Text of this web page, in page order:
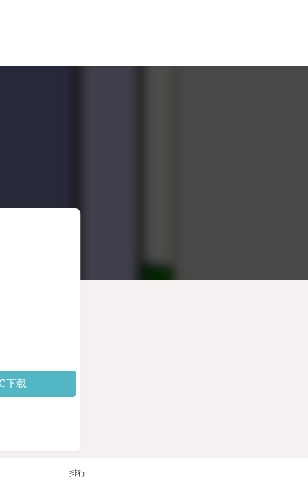
下载
排行